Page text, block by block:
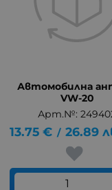
Автомобилна
VW-20
Арт.№:
13.75 € / 26.89